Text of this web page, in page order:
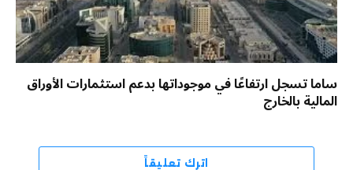
ساما تسجل ارتفاعًا في موجوداتها بدعم استثمارات الأوراق
المالية بالخارج
اترك تعليقاً